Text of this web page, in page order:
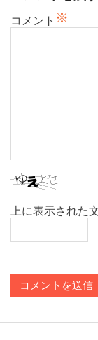
ン
コメント ※
上に表示された